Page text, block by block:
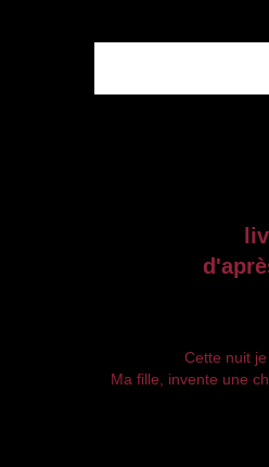
Cette nuit
Ma fille, invente une